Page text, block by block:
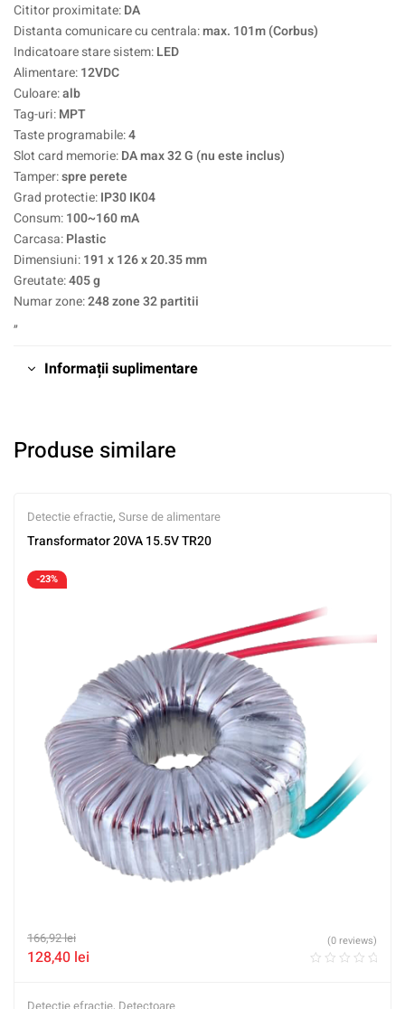
Cititor proximitate:DA
Distanta comunicare cu centrala:max. 101m (Corbus)
Indicatoare stare sistem:LED
Alimentare:12VDC
Culoare:alb
Tag-uri:MPT
Taste programabile:4
Slot card memorie:DA max 32 G (nu este inclus)
Tamper:spre perete
Grad protectie:IP30 IK04
Consum:100~160 mA
Carcasa:Plastic
Dimensiuni:191 x 126 x 20.35 mm
Greutate:405 g
Numar zone:248 zone 32 partitii
„
Informații suplimentare
Produse similare
Detectie efractie, Surse de alimentare
Transformator 20VA 15.5V TR20
-23%
166,92lei
128,40 lei
(0 reviews)